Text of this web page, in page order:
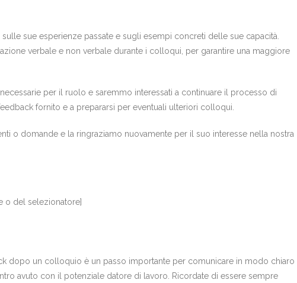
sue esperienze passate e sugli esempi concreti delle sue capacità.
verbale e non verbale durante i colloqui, per garantire una maggiore
per il ruolo e saremmo interessati a continuare il processo di
fornito e a prepararsi per eventuali ulteriori colloqui.
o domande e la ringraziamo nuovamente per il suo interesse nella nostra
o del selezionatore]
dopo un colloquio è un passo importante per comunicare in modo chiaro
avuto con il potenziale datore di lavoro. Ricordate di essere sempre